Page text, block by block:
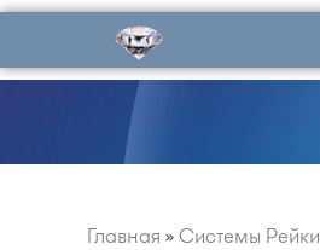
Главная » Системы Рейки